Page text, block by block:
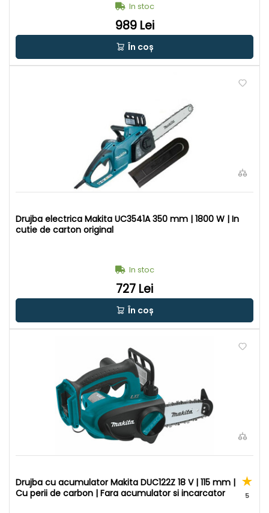
In stoc
989 Lei
În coș
Drujba electrica Makita UC3541A 350 mm | 1800 W | In
cutie de carton original
In stoc
727 Lei
În coș
Drujba cu acumulator Makita DUC122Z 18 V | 115 mm |
Cu perii de carbon | Fara acumulator si incarcator
5